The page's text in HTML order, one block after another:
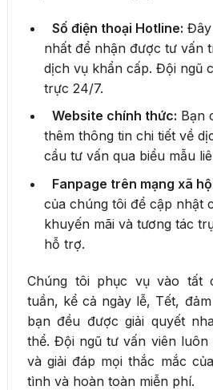
Số điện thoại Hotline:
nhất để nhận được tư vấn
dịch vụ khẩn cấp. Đội ngũ
trực 24/7.
Website chính thức: Bạn
thêm thông tin chi tiết về
cầu tư vấn qua biểu mẫu
Fanpage trên mạng xã
của chúng tôi để cập nhật
khuyến mãi và tương tác
hỗ trợ.
Chúng tôi phục vụ vào tất
tuần, kể cả ngày lễ, Tết,
bạn đều được giải quyết
thể. Đội ngũ tư vấn viên luôn
và giải đáp mọi thắc mắc
tình và hoàn toàn miễn phí.